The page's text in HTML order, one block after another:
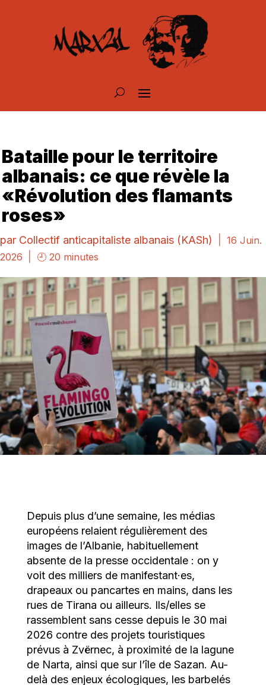
Bataille pour le territoire
albanais: ce que révèle la
«Révolution des flamants
roses»
par Collectif anticapitaliste albanais (KASh)
16 Juin.
2026
🕘 20 minutes
Depuis plus d’une semaine, les médias
européens relaient régulièrement des
images de l’Albanie, habituellement
absente de la presse occidentale : on y
voit des milliers de manifestant·es,
drapeaux ou pancartes en mains, dans les
rues de Tirana ou ailleurs. Ils/elles se
rassemblent sans cesse depuis le 30 mai
2026 contre des projets touristiques
prévus à Zvërnec, à proximité de la lagune
de Narta, ainsi que sur l’île de Sazan. Au-
delà des enjeux écologiques, les barbelés